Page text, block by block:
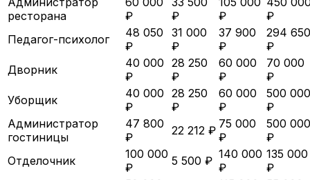
ресторана
₽
₽
₽
₽
Педагог-психолог
48 050
₽
31 000
₽
37 900
₽
294 650
₽
Дворник
40 000
₽
28 250
₽
60 000
₽
70 000
₽
Уборщик
40 000
₽
28 250
₽
60 000
₽
500 000
₽
Администратор
гостиницы
47 800
₽
22 212 ₽ 75 000
₽
500 000
₽
Отделочник
100 000
₽
5 500 ₽ 140 000
₽
135 000
₽